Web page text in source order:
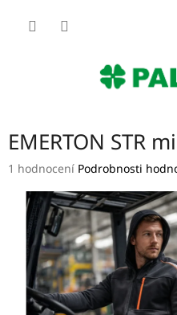
EMERTON STR
Průměrné
produktu
hvězdiček.
1 hodnocení Podrobnosti